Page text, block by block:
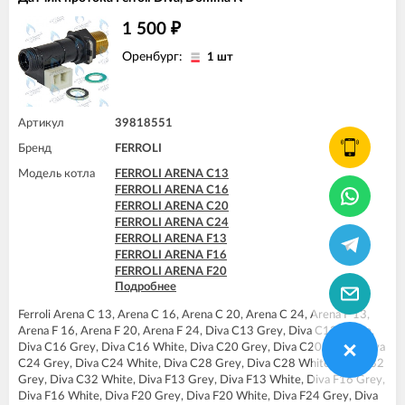
FERROLI DIVA F37
FERROLI DIVA HC24
FERROLI DIVA HF24
FERROLI DIVA HF32
FERROLI DIVAtech D C24
FERROLI DIVAtech D F24
FERROLI DIVAtech D F32
FERROLI DIVAtech D F37
FERROLI DIVAtech D HF24
FERROLI DIVAtech D HF32
FERROLI DIVAtech F24 D
FERROLI DIVAtech F32 D
FERROLI DIVAtop micro C24
FERROLI DIVAtop micro C32
FERROLI DIVAtop micro F24
FERROLI DIVAtop micro F32
FERROLI DIVAtop micro F37
1 500 ₽
Оренбург: 1 шт
Артикул 39818551
Бренд FERROLI
Модель котла
FERROLI ARENA C13
FERROLI ARENA C16
FERROLI ARENA C20
FERROLI ARENA C24
FERROLI ARENA F13
FERROLI ARENA F16
FERROLI ARENA F20
FERROLI ARENA F24
FERROLI DIVA C16
FERROLI DIVA C20
FERROLI DIVA C24
FERROLI DIVA C28
FERROLI DIVA C32
FERROLI DIVA F13
Подробнее
Ferroli Arena C 13, Arena C 16, Arena C 20, Arena C 24, Arena F 13,
Arena F 16, Arena F 20, Arena F 24, Diva C13 Grey, Diva C13 White,
Diva C16 Grey, Diva C16 White, Diva C20 Grey, Diva C20 White, Diva
C24 Grey, Diva C24 White, Diva C28 Grey, Diva C28 White, Diva C32
Grey, Diva C32 White, Diva F13 Grey, Diva F13 White, Diva F16 Grey,
Diva F16 White, Diva F20 Grey, Diva F20 White, Diva F24 Grey, Diva